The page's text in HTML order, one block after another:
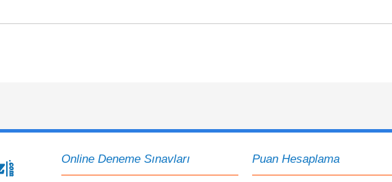
Online Deneme Sınavları Puan Hesaplama